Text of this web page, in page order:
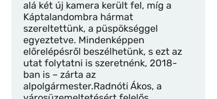
alá két új kamera került fel, míg a
Káptalandombra hármat
szereltettünk, a püspökséggel
egyeztetve. Mindenképpen
előrelépésről beszélhetünk, s ezt az
utat folytatni is szeretnénk, 2018-
ban is – zárta az
alpolgármester.Radnóti Ákos, a